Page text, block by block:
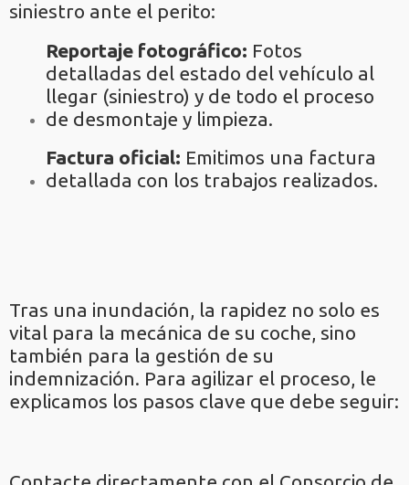
siniestro ante el perito:
Reportaje fotográfico: Fotos
detalladas del estado del vehículo al
llegar (siniestro) y de todo el proceso
de desmontaje y limpieza.
Factura oficial: Emitimos una factura
detallada con los trabajos realizados.
Tras una inundación, la rapidez no solo es
vital para la mecánica de su coche, sino
también para la gestión de su
indemnización. Para agilizar el proceso, le
explicamos los pasos clave que debe seguir: